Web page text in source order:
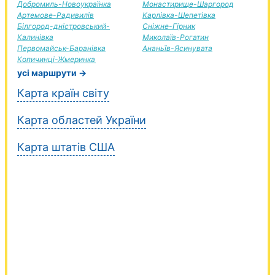
Добромиль-Новоукраїнка
Артемове-Радивилів
Білгород-дністровський-
Калинівка
Первомайськ-Баранівка
Копичинці-Жмеринка
Монастирище-Шаргород
Карлівка-Шепетівка
Сніжне-Гірник
Миколаїв-Рогатин
Ананьїв-Ясинувата
усі маршрути →
Карта країн світу
Карта областей України
Карта штатів США